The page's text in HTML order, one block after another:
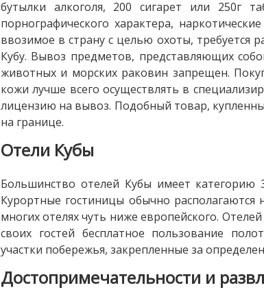
бутылки алкоголя, 200 сигарет или 250г
порнографического характера,
ввозимое в страну с целью охоты, требуется
Кубу. Вывоз предметов, представляющих
животных и морских раковин запрещен.
кожи лучше всего осуществлять в
лицензию на вывоз. Подобный товар,
на границе.
Отели Кубы
Большинство отелей Кубы имеет
Курортные гостиницы обычно
многих отелях чуть ниже европейского.
своих гостей бесплатное пользование
участки побережья, закрепленные за
Достопримечательности и